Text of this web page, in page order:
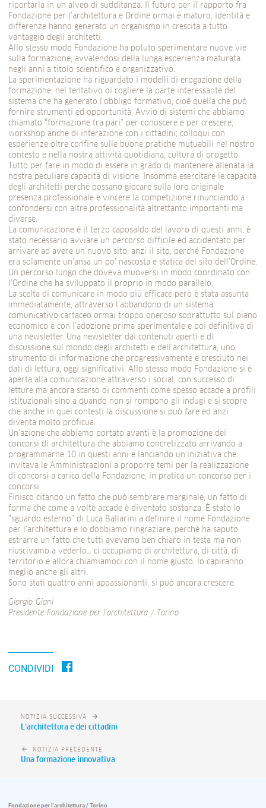
riportarla in un alveo di sudditanza. Il futuro per il rapporto fra
Fondazione per l’architettura e Ordine ormai è maturo, identità e
differenze hanno generato un organismo in crescita a tutto
vantaggio degli architetti.
Allo stesso modo Fondazione ha potuto sperimentare nuove vie
sulla formazione, avvalendosi della lunga esperienza maturata
negli anni a titolo scientifico e organizzativo.
La sperimentazione ha riguardato i modelli di erogazione della
formazione, nel tentativo di cogliere la parte interessante del
sistema che ha generato l’obbligo formativo, cioè quella che può
fornire strumenti ed opportunità. Avvio di sistemi che abbiamo
chiamato “formazione tra pari” per conoscere e per crescere;
workshop anche di interazione con i cittadini; colloqui con
esperienze oltre confine sulle buone pratiche mutuabili nel nostro
contesto e nella nostra attività quotidiana; cultura di progetto.
Tutto per fare in modo di essere in grado di mantenere allenata la
nostra peculiare capacità di visione. Insomma esercitare le capacità
degli architetti perché possano giocare sulla loro originale
presenza professionale e vincere la competizione rinunciando a
confondersi con altre professionalità altrettanto importanti ma
diverse.
La comunicazione è il terzo caposaldo del lavoro di questi anni; è
stato necessario avviare un percorso difficile ed accidentato per
arrivare ad avere un nuovo sito, anzi il sito, perché Fondazione
era solamente un’ansa un po’ nascosta e statica del sito dell’Ordine.
Un percorso lungo che doveva muoversi in modo coordinato con
l’Ordine che ha sviluppato il proprio in modo parallelo.
La scelta di comunicare in modo più efficace però è stata assunta
immediatamente, attraverso l’abbandono di un sistema
comunicativo cartaceo ormai troppo oneroso soprattutto sul piano
economico e con l’adozione prima sperimentale e poi definitiva di
una newsletter. Una newsletter dai contenuti aperti e di
discussione sul mondo degli architetti e dell’architettura, uno
strumento di informazione che progressivamente è cresciuto nei
dati di lettura, oggi significativi. Allo stesso modo Fondazione si è
aperta alla comunicazione attraverso i social, con successo di
letture ma ancora scarso di commenti come spesso accade a profili
istituzionali sino a quando non si rompono gli indugi e si scopre
che anche in quei contesti la discussione si può fare ed anzi
diventa molto proficua.
Un’azione che abbiamo portato avanti è la promozione dei
concorsi di architettura che abbiamo concretizzato arrivando a
programmarne 10 in questi anni e lanciando un’iniziativa che
invitava le Amministrazioni a proporre temi per la realizzazione
di concorsi a carico della Fondazione, in pratica un concorso per i
concorsi.
Finisco citando un fatto che può sembrare marginale, un fatto di
forma che come a volte accade è diventato sostanza. È stato lo
“sguardo esterno” di Luca Ballarini a definire il nome Fondazione
per l’architettura e lo dobbiamo ringraziare, perché ha saputo
estrarre un fatto che tutti avevamo ben chiaro in testa ma non
riuscivamo a vederlo… ci occupiamo di architettura, di città, di
territorio e allora chiamiamoci con il nome giusto, lo capiranno
meglio anche gli altri.
Sono stati quattro anni appassionanti, si può ancora crescere.
Giorgio Giani
Presidente Fondazione per l’architettura / Torino
CONDIVIDI
NOTIZIA SUCCESSIVA
L’architettura è dei cittadini
NOTIZIA PRECEDENTE
Una formazione innovativa
Fondazione per l’architettura / Torino